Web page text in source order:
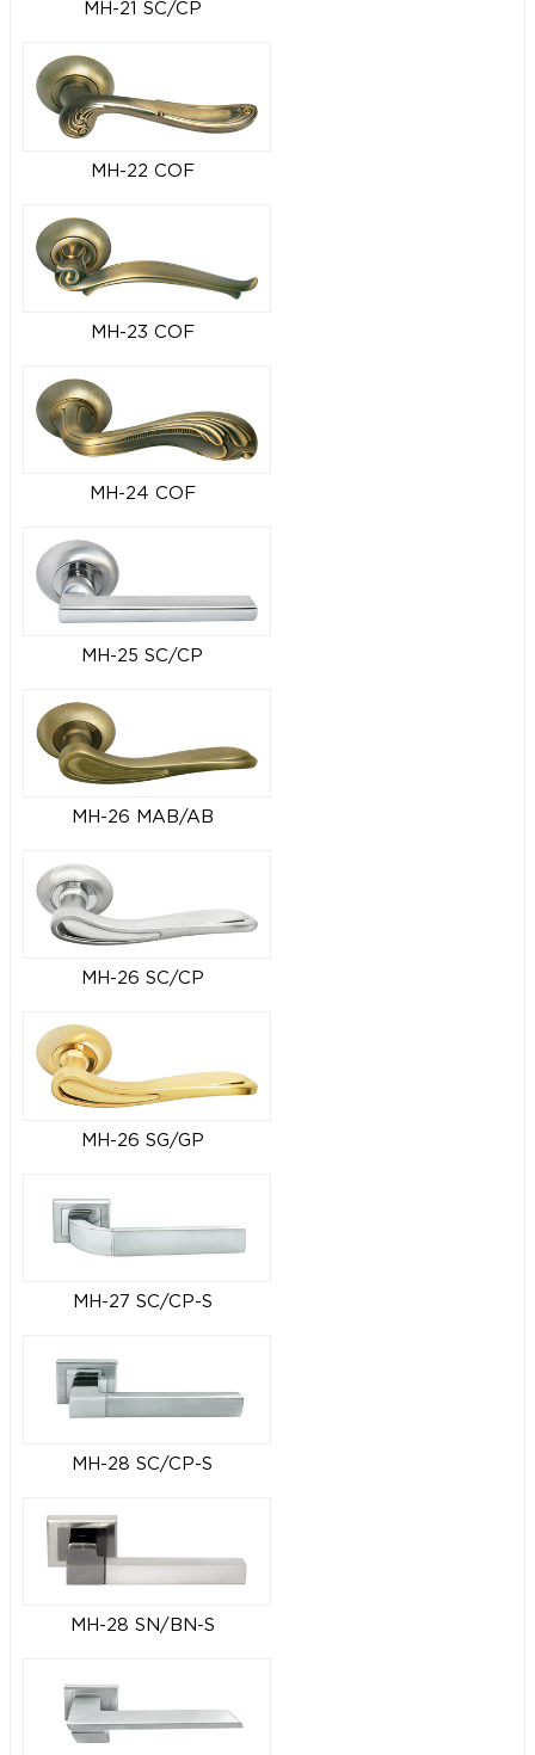
MH-21 SC/CP
MH-22 COF
MH-23 COF
MH-24 COF
MH-25 SC/CP
MH-26 MAB/AB
MH-26 SC/CP
MH-26 SG/GP
MH-27 SC/CP-S
MH-28 SC/CP-S
MH-28 SN/BN-S